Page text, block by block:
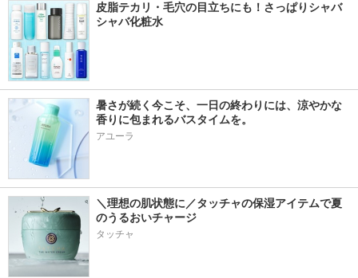
皮脂テカリ・毛穴の目立ちにも！さっぱりシャバ
シャバ化粧水
暑さが続く今こそ、一日の終わりには、涼やかな
香りに包まれるバスタイムを。
アユーラ
＼理想の肌状態に／タッチャの保湿アイテムで夏
のうるおいチャージ
タッチャ